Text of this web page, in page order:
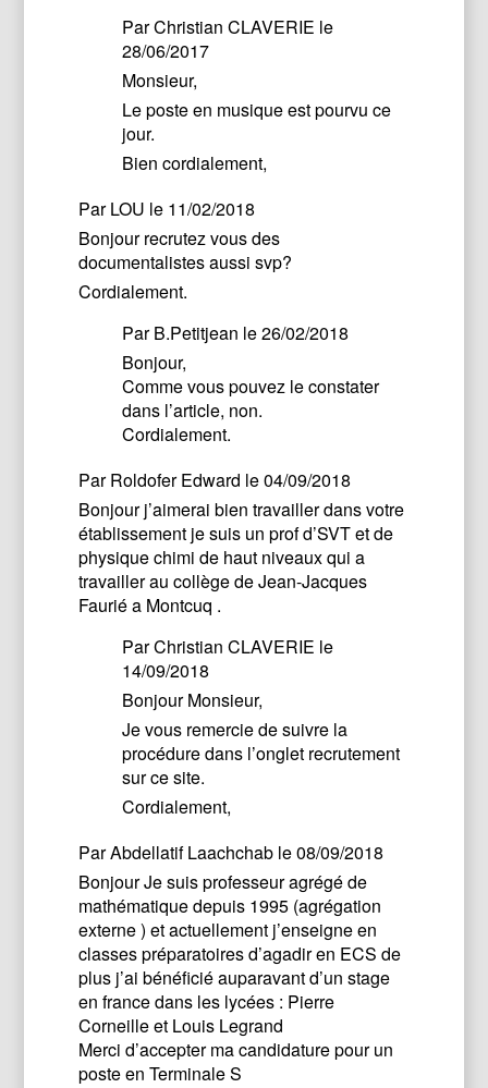
ParChristian CLAVERIE le
28/06/2017
Monsieur,
Le poste en musique est pourvu ce
jour.
Bien cordialement,
ParLOU le 11/02/2018
Bonjour recrutez vous des
documentalistes aussi svp?
Cordialement.
ParB.Petitjean le 26/02/2018
Bonjour,
Comme vous pouvez le constater
dans l’article, non.
Cordialement.
ParRoldofer Edward le 04/09/2018
Bonjour j’aimerai bien travailler dans votre
établissement je suis un prof d’SVT et de
physique chimi de haut niveaux qui a
travailler au collège de Jean-Jacques
Faurié a Montcuq .
ParChristian CLAVERIE le
14/09/2018
Bonjour Monsieur,
Je vous remercie de suivre la
procédure dans l’onglet recrutement
sur ce site.
Cordialement,
ParAbdellatif Laachchab le 08/09/2018
Bonjour Je suis professeur agrégé de
mathématique depuis 1995 (agrégation
externe ) et actuellement j’enseigne en
classes préparatoires d’agadir en ECS de
plus j’ai bénéficié auparavant d’un stage
en france dans les lycées : Pierre
Corneille et Louis Legrand
Merci d’accepter ma candidature pour un
poste en Terminale S